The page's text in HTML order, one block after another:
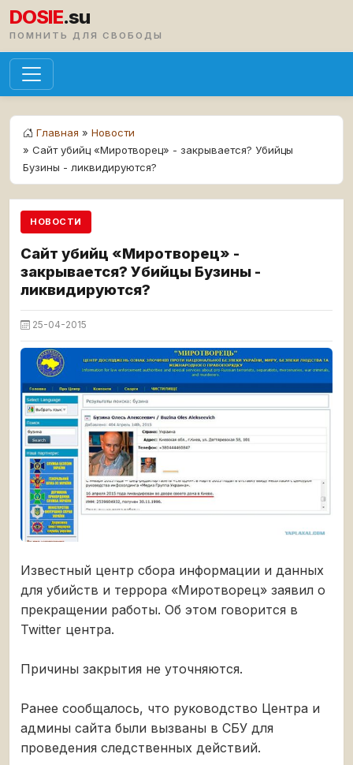
DOSIE.su
ПОМНИТЬ ДЛЯ СВОБОДЫ
Главная » Новости
» Сайт убийц «Миротворец» - закрывается? Убийцы
Бузины - ликвидируются?
НОВОСТИ
Сайт убийц «Миротворец» -
закрывается? Убийцы Бузины -
ликвидируются?
25-04-2015
Известный центр сбора информации и данных
для убийств и террора «Миротворец» заявил о
прекращении работы. Об этом говорится в
Twitter центра.
Причины закрытия не уточняются.
Ранее сообщалось, что руководство Центра и
админы сайта были вызваны в СБУ для
проведения следственных действий.